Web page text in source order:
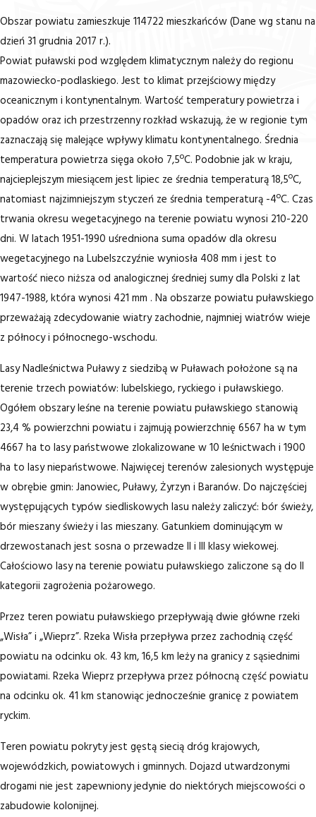
Obszar powiatu zamieszkuje 114722 mieszkańców (Dane wg stanu na
dzień 31 grudnia 2017 r.).
Powiat puławski pod względem klimatycznym należy do regionu
mazowiecko-podlaskiego. Jest to klimat przejściowy między
oceanicznym i kontynentalnym. Wartość temperatury powietrza i
opadów oraz ich przestrzenny rozkład wskazują, że w regionie tym
zaznaczają się malejące wpływy klimatu kontynentalnego. Średnia
temperatura powietrza sięga około 7,5ºC. Podobnie jak w kraju,
najcieplejszym miesiącem jest lipiec ze średnia temperaturą 18,5ºC,
natomiast najzimniejszym styczeń ze średnia temperaturą -4ºC. Czas
trwania okresu wegetacyjnego na terenie powiatu wynosi 210-220
dni. W latach 1951-1990 uśredniona suma opadów dla okresu
wegetacyjnego na Lubelszczyźnie wyniosła 408 mm i jest to
wartość nieco niższa od analogicznej średniej sumy dla Polski z lat
1947-1988, która wynosi 421 mm . Na obszarze powiatu puławskiego
przeważają zdecydowanie wiatry zachodnie, najmniej wiatrów wieje
z północy i północnego-wschodu.
Lasy Nadleśnictwa Puławy z siedzibą w Puławach położone są na
terenie trzech powiatów: lubelskiego, ryckiego i puławskiego.
Ogółem obszary leśne na terenie powiatu puławskiego stanowią
23,4 % powierzchni powiatu i zajmują powierzchnię 6567 ha w tym
4667 ha to lasy państwowe zlokalizowane w 10 leśnictwach i 1900
ha to lasy niepaństwowe. Najwięcej terenów zalesionych występuje
w obrębie gmin: Janowiec, Puławy, Żyrzyn i Baranów. Do najczęściej
występujących typów siedliskowych lasu należy zaliczyć: bór świeży,
bór mieszany świeży i las mieszany. Gatunkiem dominującym w
drzewostanach jest sosna o przewadze II i III klasy wiekowej.
Całościowo lasy na terenie powiatu puławskiego zaliczone są do II
kategorii zagrożenia pożarowego.
Przez teren powiatu puławskiego przepływają dwie główne rzeki
„Wisła” i „Wieprz”. Rzeka Wisła przepływa przez zachodnią część
powiatu na odcinku ok. 43 km, 16,5 km leży na granicy z sąsiednimi
powiatami. Rzeka Wieprz przepływa przez północną część powiatu
na odcinku ok. 41 km stanowiąc jednocześnie granicę z powiatem
ryckim.
Teren powiatu pokryty jest gęstą siecią dróg krajowych,
wojewódzkich, powiatowych i gminnych. Dojazd utwardzonymi
drogami nie jest zapewniony jedynie do niektórych miejscowości o
zabudowie kolonijnej.